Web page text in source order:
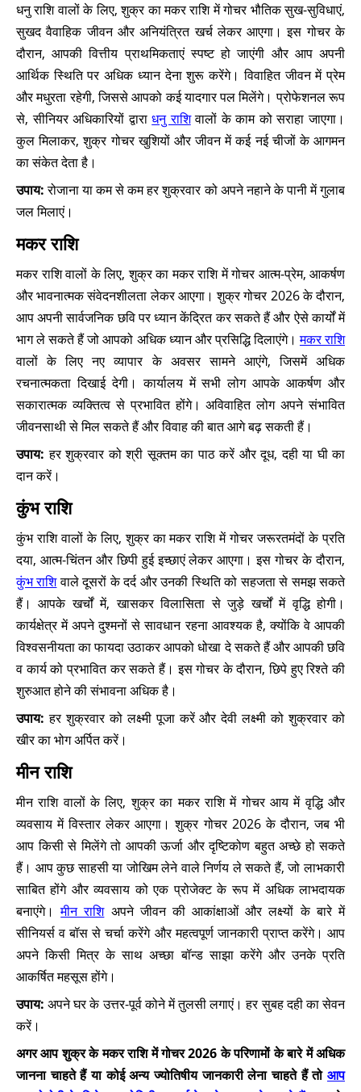
धनु राशि वालों के लिए, शुक्र का मकर राशि में गोचर भौतिक सुख-सुविधाएं,
सुखद वैवाहिक जीवन और अनियंत्रित खर्च लेकर आएगा। इस गोचर के
दौरान, आपकी वित्तीय प्राथमिकताएं स्पष्ट हो जाएंगी और आप अपनी
आर्थिक स्थिति पर अधिक ध्यान देना शुरू करेंगे। विवाहित जीवन में प्रेम
और मधुरता रहेगी, जिससे आपको कई यादगार पल मिलेंगे। प्रोफेशनल रूप
से, सीनियर अधिकारियों द्वाराधनु राशिवालों के काम को सराहा जाएगा।
कुल मिलाकर, शुक्र गोचर खुशियों और जीवन में कई नई चीजों के आगमन
का संकेत देता है।
उपाय:रोजाना या कम से कम हर शुक्रवार को अपने नहाने के पानी में गुलाब
जल मिलाएं।
मकर राशि
मकर राशि वालों के लिए, शुक्र का मकर राशि में गोचर आत्म-प्रेम, आकर्षण
और भावनात्मक संवेदनशीलता लेकर आएगा। शुक्र गोचर 2026 के दौरान,
आप अपनी सार्वजनिक छवि पर ध्यान केंद्रित कर सकते हैं और ऐसे कार्यों में
भाग ले सकते हैं जो आपको अधिक ध्यान और प्रसिद्धि दिलाएंगे।मकर राशि
वालों के लिए नए व्यापार के अवसर सामने आएंगे, जिसमें अधिक
रचनात्मकता दिखाई देगी। कार्यालय में सभी लोग आपके आकर्षण और
सकारात्मक व्यक्तित्व से प्रभावित होंगे। अविवाहित लोग अपने संभावित
जीवनसाथी से मिल सकते हैं और विवाह की बात आगे बढ़ सकती हैं।
उपाय: हर शुक्रवार को श्री सूक्तम का पाठ करें और दूध, दही या घी का
दान करें।
कुंभ राशि
कुंभ राशि वालों के लिए, शुक्र का मकर राशि में गोचर जरूरतमंदों के प्रति
दया, आत्म-चिंतन और छिपी हुई इच्छाएं लेकर आएगा। इस गोचर के दौरान,
कुंभ राशिवाले दूसरों के दर्द और उनकी स्थिति को सहजता से समझ सकते
हैं। आपके खर्चों में, खासकर विलासिता से जुड़े खर्चों में वृद्धि होगी।
कार्यक्षेत्र में अपने दुश्मनों से सावधान रहना आवश्यक है, क्योंकि वे आपकी
विश्वसनीयता का फायदा उठाकर आपको धोखा दे सकते हैं और आपकी छवि
व कार्य को प्रभावित कर सकते हैं। इस गोचर के दौरान, छिपे हुए रिश्ते की
शुरुआत होने की संभावना अधिक है।
उपाय: हर शुक्रवार को लक्ष्मी पूजा करें और देवी लक्ष्मी को शुक्रवार को
खीर का भोग अर्पित करें।
मीन राशि
मीन राशि वालों के लिए, शुक्र का मकर राशि में गोचर आय में वृद्धि और
व्यवसाय में विस्तार लेकर आएगा। शुक्र गोचर 2026 के दौरान, जब भी
आप किसी से मिलेंगे तो आपकी ऊर्जा और दृष्टिकोण बहुत अच्छे हो सकते
हैं। आप कुछ साहसी या जोखिम लेने वाले निर्णय ले सकते हैं, जो लाभकारी
साबित होंगे और व्यवसाय को एक प्रोजेक्ट के रूप में अधिक लाभदायक
बनाएंगे।मीन राशिअपने जीवन की आकांक्षाओं और लक्ष्यों के बारे में
सीनियर्स व बॉस से चर्चा करेंगे और महत्वपूर्ण जानकारी प्राप्त करेंगे। आप
अपने किसी मित्र के साथ अच्छा बॉन्ड साझा करेंगे और उनके प्रति
आकर्षित महसूस होंगे।
उपाय: अपने घर के उत्तर-पूर्व कोने में तुलसी लगाएं। हर सुबह दही का सेवन
करें।
अगर आप शुक्र के मकर राशि में गोचर 2026 के परिणामों के बारे में अधिक
जानना चाहते हैं या कोई अन्य ज्योतिषीय जानकारी लेना चाहते हैं तो आप